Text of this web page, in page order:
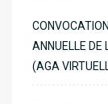
ANNUELLE DE
(AGA